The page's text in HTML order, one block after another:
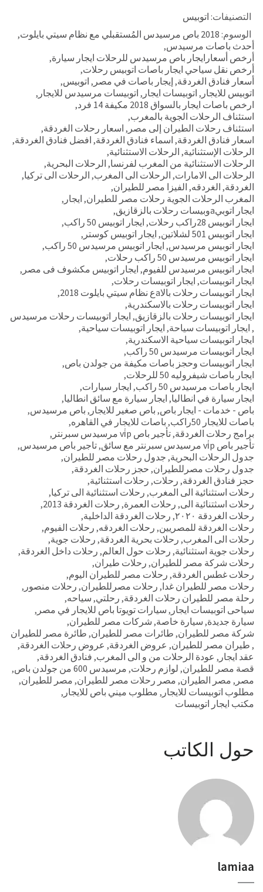
التصنيفات: اتوبيس
الوسوم: 2018 باص مرسيدس المُستقبلي مع نظام سيتي بايلوت
,
أحدث باصات مرسيدس,
أرخص أسعارايجار باص مرسيدس للرحلات ايجار سيارة,
أرخص نقل سياحي ايجار باصات اتوبيس رحلات,
أسعار فنادق الغردقة, إيجار باصات في مصر , اتوبيس,
اتوبيس للايجار , اتوبيسات ايجار , اتوبيسات مرسيدس للايجار ,
ارخص باصات ايجار بالسواق 2018 مكيفة 14 فرد
,
استئناف الرحلات الجوية بالمغرب,
استئناف رحلات الطيران إلى مصر , اسعار رحلات الغردقة,
اسعار فنادق الغردقة, اسماء فنادق الغردقة, افضل فنادق الغردقة,
الرحلات الإستثنائية, الرحلات الاستثنائية,
الرحلات الاستثنائية من المغرب لفرنسا, الرحلات البحرية,
الرحلات الى الامارات, الرحلات الى المغرب, الرحلات الى تركيا,
الغردقة, الغردقه, الفيزا مصر للطيران,
المغرب الرحلات الجوية رحلات مصر للطيران, ايجار ,
ايجار اتوبيaوبيسات رحلات بالزقازيق
,
ايجار اتوبيس 28راكب رحلات
, ايجار اتوبيس 50 راكب
,
ايجار اتوبيس 501 لشلاتين
, ايجار اتوبيس كوستر ,
ايجار اتوبيس مرسيدس, ايجار اتوبيس مرسيدس 50 راكب
,
ايجار اتوبيس مرسيدس 50 راكب رحلات
,
ايجار اتوبيس مرسيدس للفيوم, ايجار اتوبيس مكشوف فى مصر ,
ايجار اتوبيسات, ايجار اتوبيسات رحلات,
ايجار اتوبيسات رحلات بالاaع نظام سيتي بايلوت 2018
,
ايجار اتوبيسات رحلات بالاسكندرية,
ايجار اتوبيسات رحلات بالزقازيق, ايجار اتوبيسات رحلات مرسيدس
, ايجار اتوبيسات سياحة, ايجار اتوبيسات سياحية,
ايجار اتوبيسات سياحية الاسكندرية,
ايجار اتوبيسات مرسيدس 50 راكب
,
ايجار اتوبيسات وحجز باصات مكيفة من جولدن باص,
ايجار باصات شيفروليه 50 للرحلات
,
ايجار باصات مرسيدس 50 راكب
, ايجار سيارات,
ايجار سيارة في انطاليا, ايجار سيارة مع سائق انطاليا,
باص - خدمات - ايجار باص, باص صغير للايجار , باص مرسيدس,
باصات للايجار 50راكب
, باصات للايجار في القاهره,
برامج رحلات الغردقة,تأجير باص vi̇p مرسيدس سبرنتر
,
تأجير باص vi̇p مرسيدس سبرنتر مع سائق
,تاجير باص مرسيدس,
جدول الرحلات البحرية, جدول رحلات مصر للطيران,
جدول رحلات مصرللطيران, حجز رحلات الغردقة,
حجز فنادق الغردقة, رحلات, رحلات استثنائية,
رحلات استثنائية الى المغرب, رحلات استثنائية الى تركيا,
رحلات اسثتنائية الى, رحلات العمرة, رحلات الغردقة 2013
,
رحلات الغردقة ٢٠٢٠
, رحلات الغردقة الداخلية,
رحلات الغردقة للمصريين, رحلات الغردقه, رحلات الفيوم,
رحلات الى المغرب, رحلات بحرية الغردقة, رحلات جوية,
رحلات جوية استثنائية, رحلات حول العالم, رحلات داخل الغردقة,
رحلات شركة مصر للطيران, رحلات طيران,
رحلات غطس الغردقة, رحلات مصر للطيران اليوم,
رحلات مصر للطيران غدا, رحلات مصرللطيران, رحلات منصور ,
رحلة مصر للطيران رحلات الغردقة, رحلتي, سياحه,
سياحى اتوبيسات ايجار , سيارات تويوتا باص للايجار في مصر ,
سيارة جديدة, سيارة خاصة, شركات مصر للطيران,
شركة مصر للطيران, طائرات مصر للطيران, طائرة مصر للطيران
, طيران مصر للطيران, عروض الغردقة, عروض رحلات الغردقة,
عقد ايجار , عودة الرحلات من و الى المغرب, فنادق الغردقة,
قصة مصر للطيران, لوازم رحلات, مرسيدس 600 من جولدن باص
,
مصر , مصر الطيران, مصر رحلات مصر للطيران, مصر للطيران,
مطلوب اتوبيسات للايجار , مطلوب ميني باص للايجار ,
مكتب ايجار اتوبيسات
حول الكاتب
lamiaa